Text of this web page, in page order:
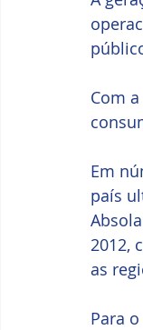
Com
Em
país
2012,
as
Para